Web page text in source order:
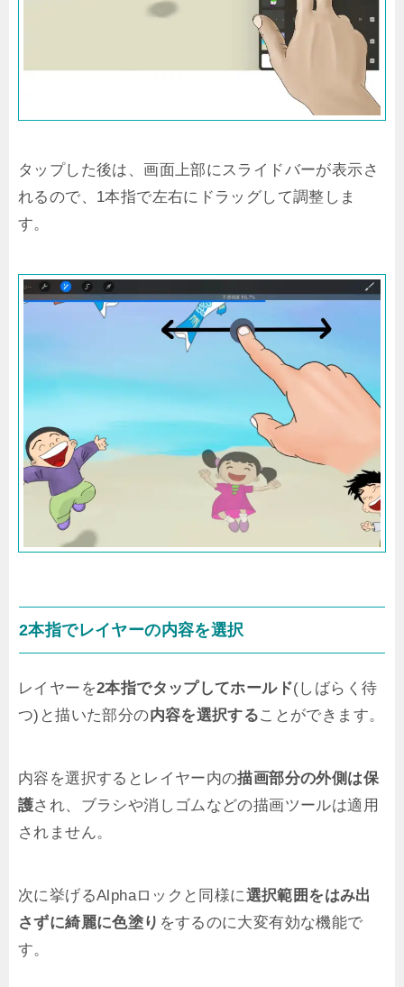
タップした後は、画面上部にスライドバーが表示さ
れるので、1本指で左右にドラッグして調整しま
す。
2本指でレイヤーの内容を選択
レイヤーを2本指でタップしてホールド(しばらく待
つ)と描いた部分の内容を選択することができます。
内容を選択するとレイヤー内の描画部分の外側は保
護され、ブラシや消しゴムなどの描画ツールは適用
されません。
次に挙げるAlphaロックと同様に選択範囲をはみ出
さずに綺麗に色塗り をするのに大変有効な機能で
す。